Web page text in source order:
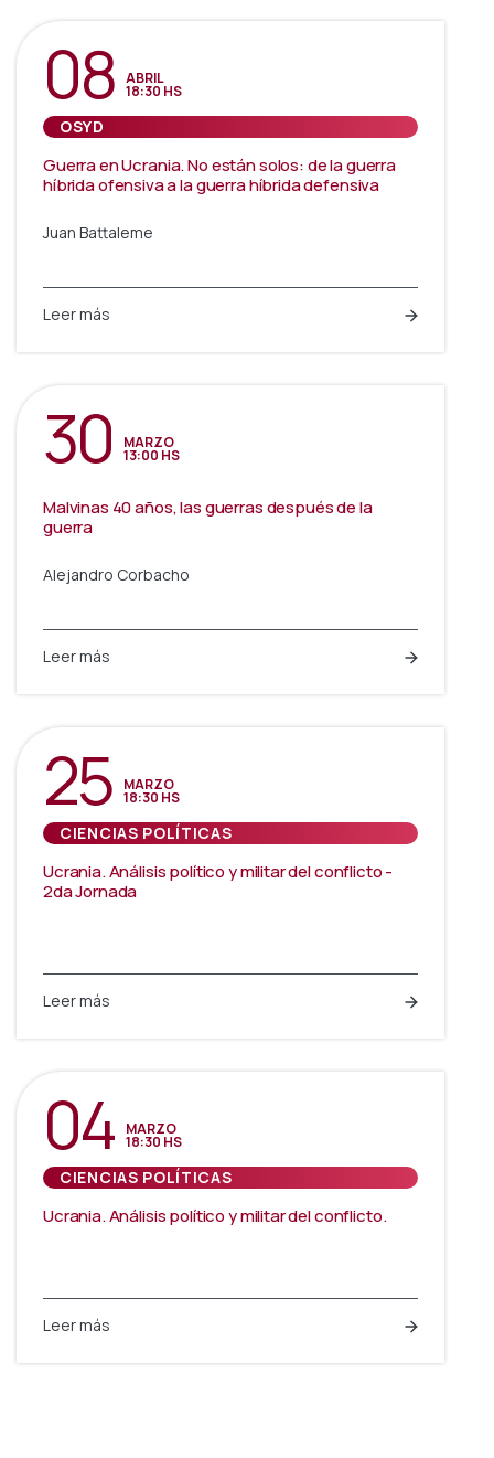
08 ABRIL
18:30 HS
OSYD
Guerra en Ucrania. No están solos: de la guerra
híbrida ofensiva a la guerra híbrida defensiva
Juan Battaleme
Leer más
30 MARZO
13:00 HS
Malvinas 40 años, las guerras después de la
guerra
Alejandro Corbacho
Leer más
25 MARZO
18:30 HS
CIENCIAS POLÍTICAS
Ucrania. Análisis político y militar del conflicto -
2da Jornada
Leer más
04 MARZO
18:30 HS
CIENCIAS POLÍTICAS
Ucrania. Análisis político y militar del conflicto.
Leer más